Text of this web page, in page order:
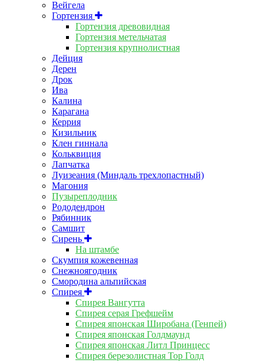
Вейгела
Гортензия
Гортензия древовидная
Гортензия метельчатая
Гортензия крупнолистная
Дейция
Дерен
Дрок
Ива
Калина
Карагана
Керрия
Кизильник
Клен гиннала
Кольквиция
Лапчатка
Луизеания (Миндаль трехлопастный)
Магония
Пузыреплодник
Рододендрон
Рябинник
Самшит
Сирень
На штамбе
Скумпия кожевенная
Снежноягодник
Смородина альпийская
Спирея
Спирея Вангутта
Спирея серая Грефшейм
Спирея японская Широбана (Генпей)
Спирея японская Голдмаунд
Спирея японская Литл Принцесс
Спирея березолистная Тор Голд